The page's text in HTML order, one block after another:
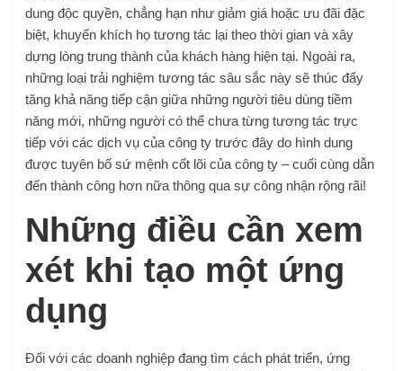
dung độc quyền, chẳng hạn như giảm giá hoặc ưu đãi đặc
biệt, khuyến khích họ tương tác lại theo thời gian và xây
dựng lòng trung thành của khách hàng hiện tại. Ngoài ra,
những loại trải nghiệm tương tác sâu sắc này sẽ thúc đẩy
tăng khả năng tiếp cận giữa những người tiêu dùng tiềm
năng mới, những người có thể chưa từng tương tác trực
tiếp với các dịch vụ của công ty trước đây do hình dung
được tuyên bố sứ mệnh cốt lõi của công ty – cuối cùng dẫn
đến thành công hơn nữa thông qua sự công nhận rộng rãi!
Những điều cần xem
xét khi tạo một ứng
dụng
Đối với các doanh nghiệp đang tìm cách phát triển, ứng